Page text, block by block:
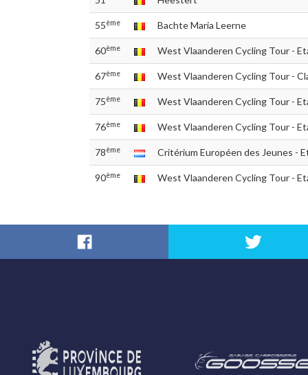
55ème Bachte Maria Leerne
60ème West Vlaanderen Cycling Tour -
67ème West Vlaanderen Cycling Tour -
75ème West Vlaanderen Cycling Tour -
76ème West Vlaanderen Cycling Tour -
78ème Critérium Européen des Jeunes -
90ème West Vlaanderen Cycling Tour -